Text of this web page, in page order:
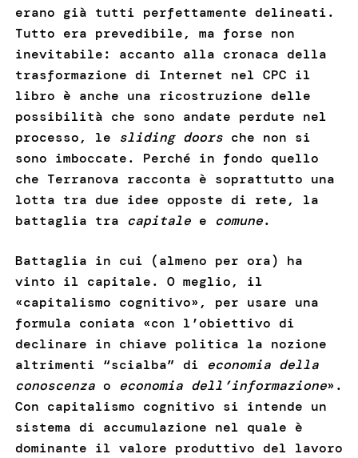
erano già tutti perfettamente delineati.
Tutto era prevedibile, ma forse non
inevitabile: accanto alla cronaca della
trasformazione di Internet nel CPC il
libro è anche una ricostruzione delle
possibilità che sono andate perdute nel
processo, le
sliding doorsche non si
sono imboccate. Perché in fondo quello
che Terranova racconta è soprattutto una
lotta tra due idee opposte di rete, la
battaglia tra
capitalee comune.
Battaglia in cui (almeno per ora) ha
vinto il capitale. O meglio, il
«capitalismo cognitivo», per usare una
formula coniata «con l’obiettivo di
declinare in chiave politica la nozione
altrimenti “scialba” di economia della
conoscenza o economia dell’informazione».
Con capitalismo cognitivo si intende un
sistema di accumulazione nel quale è
dominante il valore produttivo del lavoro